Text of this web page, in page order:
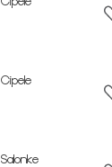
Cipele
Salonke